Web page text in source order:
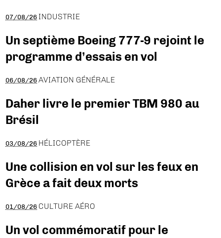
07/08/26 INDUSTRIE
Un septième Boeing 777-9 rejoint le
programme d’essais en vol
06/08/26 AVIATION GÉNÉRALE
Daher livre le premier TBM 980 au
Brésil
03/08/26 HÉLICOPTÈRE
Une collision en vol sur les feux en
Grèce a fait deux morts
01/08/26 CULTURE AÉRO
Un vol commémoratif pour le